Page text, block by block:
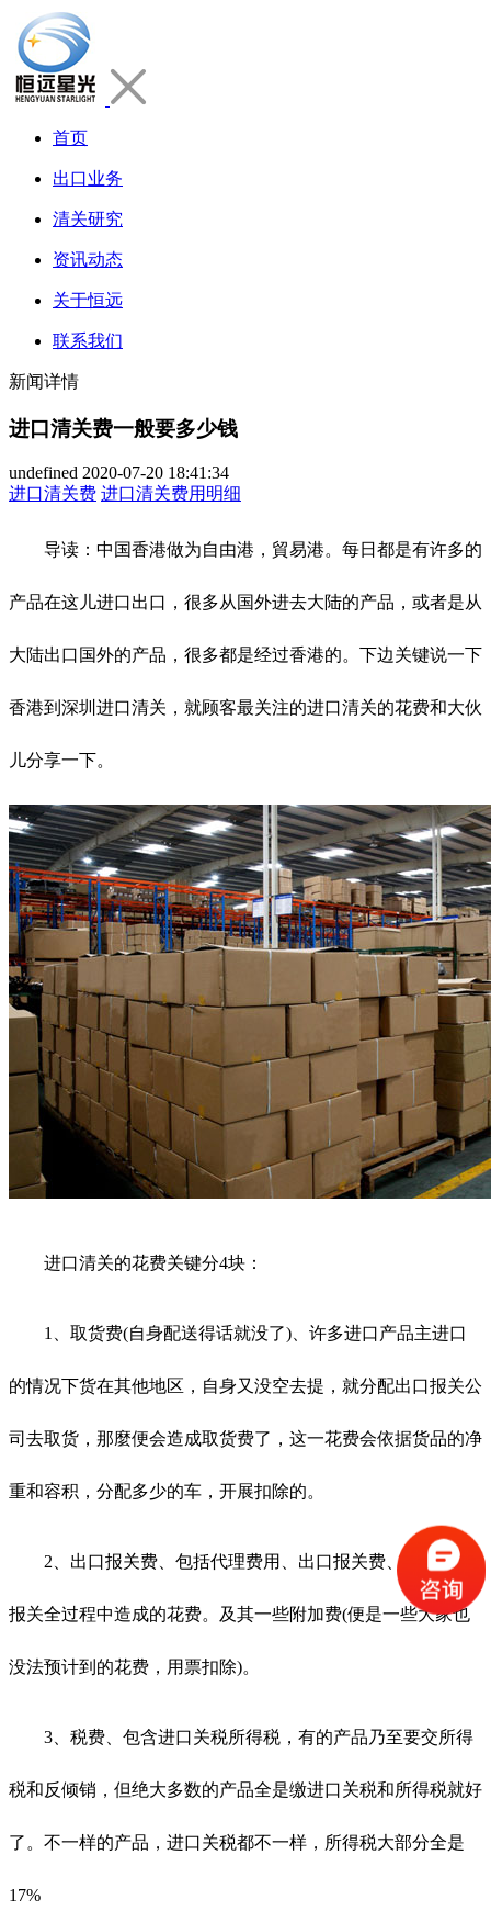
首页
出口业务
清关研究
资讯动态
关于恒远
联系我们
新闻详情
进口清关费一般要多少钱
undefined 2020-07-20 18:41:34
进口清关费 进口清关费用明细
导读：中国香港做为自由港，貿易港。每日都是有许多的
产品在这儿进口出口，很多从国外进去大陆的产品，或者是从
大陆出口国外的产品，很多都是经过香港的。下边关键说一下
香港到深圳进口清关，就顾客最关注的进口清关的花费和大伙
儿分享一下。
进口清关的花费关键分4块：
1、取货费(自身配送得话就没了)、许多进口产品主进口
的情况下货在其他地区，自身又没空去提，就分配出口报关公
司去取货，那麼便会造成取货费了，这一花费会依据货品的净
重和容积，分配多少的车，开展扣除的。
2、出口报关费、包括代理费用、出口报关费、别的出口
报关全过程中造成的花费。及其一些附加费(便是一些大家也
没法预计到的花费，用票扣除)。
3、税费、包含进口关税所得税，有的产品乃至要交所得
税和反倾销，但绝大多数的产品全是缴进口关税和所得税就好
了。不一样的产品，进口关税都不一样，所得税大部分全是
17%